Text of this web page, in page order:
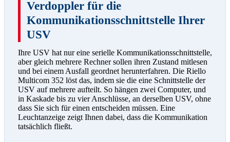
Verdoppler für die
Kommunikationsschnittstelle Ihrer
USV
Ihre USV hat nur eine serielle Kommunikationsschnittstelle,
aber gleich mehrere Rechner sollen ihren Zustand mitlesen
und bei einem Ausfall geordnet herunterfahren. Die Riello
Multicom 352 löst das, indem sie die eine Schnittstelle der
USV auf mehrere aufteilt. So hängen zwei Computer, und
in Kaskade bis zu vier Anschlüsse, an derselben USV, ohne
dass Sie sich für einen entscheiden müssen. Eine
Leuchtanzeige zeigt Ihnen dabei, dass die Kommunikation
tatsächlich fließt.